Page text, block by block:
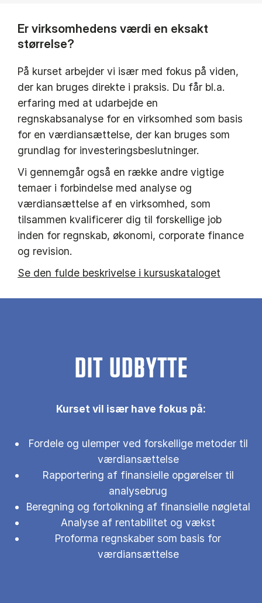
Er virksomhedens værdi en eksakt
størrelse?
På kurset arbejder vi især med fokus på viden,
der kan bruges direkte i praksis. Du får bl.a.
erfaring med at udarbejde en
regnskabsanalyse for en virksomhed som basis
for en værdiansættelse, der kan bruges som
grundlag for investeringsbeslutninger.
Vi gennemgår også en række andre vigtige
temaer i forbindelse med analyse og
værdiansættelse af en virksomhed, som
tilsammen kvalificerer dig til forskellige job
inden for regnskab, økonomi, corporate finance
og revision.
Se den fulde beskrivelse i kursuskataloget
DIT UDBYTTE
Kurset vil især have fokus på:
Fordele og ulemper ved forskellige metoder til
værdiansættelse
Rapportering af finansielle opgørelser til
analysebrug
Beregning og fortolkning af finansielle nøgletal
Analyse af rentabilitet og vækst
Proforma regnskaber som basis for
værdiansættelse